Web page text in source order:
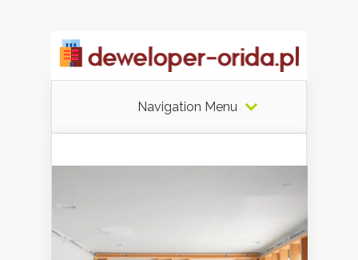
Navigation Menu